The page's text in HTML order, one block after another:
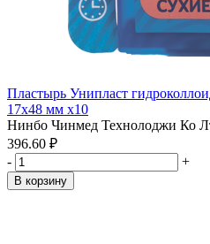
Пластырь Унипласт
17х48 мм x10
Нинбо Чинмед Технолоджи Ко
396.60 ₽
-
+
В корзину